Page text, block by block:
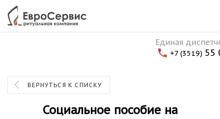
Единая
+7 (3519) 55
ВЕРНУТЬСЯ К СПИСКУ
Социальное пособие на